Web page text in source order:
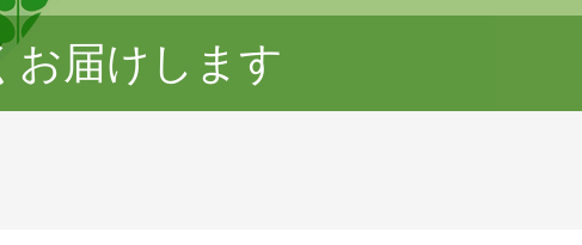
お届けします